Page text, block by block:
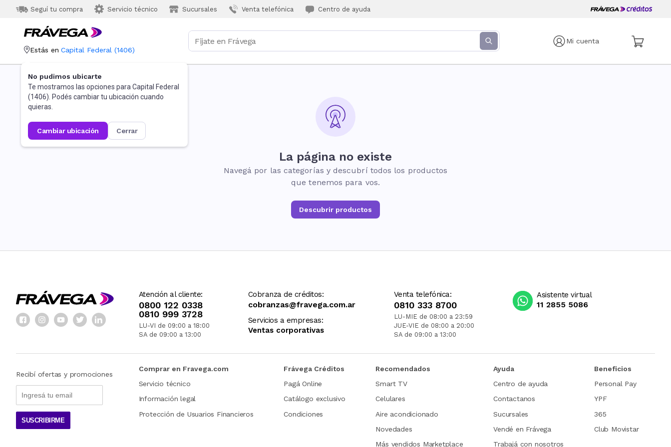
Seguí tu compra Servicio técnico Sucursales Venta telefónica Centro de ayuda
Mi cuenta
Estás en Capital Federal (1406)
No pudimos ubicarte
Te mostramos las opciones para Capital Federal
(1406). Podés cambiar tu ubicación cuando
quieras.
cambiar ubicación cerrar
La página no existe
Navegá por las categorías y descubrí todos los productos
que tenemos para vos.
Descubrir productos
Atención al cliente:
0800 122 0338
0810 999 3728
LU-VI de 09:00 a 18:00
SA de 09:00 a 13:00
Cobranza de créditos:
cobranzas@fravega.com.ar
Servicios a empresas:
Ventas corporativas
Venta telefónica:
0810 333 8700
LU-MIE de 08:00 a 23:59
JUE-VIE de 08:00 a 20:00
SA de 09:00 a 13:00
Asistente virtual
11 2855 5086
Recibí ofertas y promociones
SUSCRIBIRME
Comprar en Fravega.com
Servicio técnico
Información legal
Protección de Usuarios Financieros
Frávega Créditos
Pagá Online
Catálogo exclusivo
Condiciones
Recomendados
Smart TV
Celulares
Aire acondicionado
Novedades
Más vendidos Marketplace
Ayuda
Centro de ayuda
Contactanos
Sucursales
Vendé en Frávega
Trabajá con nosotros
Beneficios
Personal Pay
YPF
365
Club Movistar